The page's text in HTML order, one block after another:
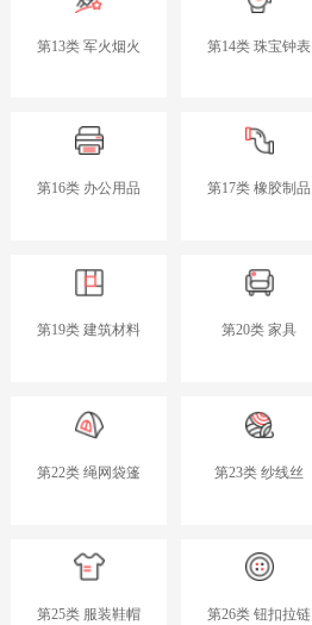
第13类 军火烟火 第14类 珠宝钟表
第16类 办公用品 第17类 橡胶制品
第19类 建筑材料 第20类 家具
第22类 绳网袋篷 第23类 纱线丝
第25类 服装鞋帽 第26类 钮扣拉链